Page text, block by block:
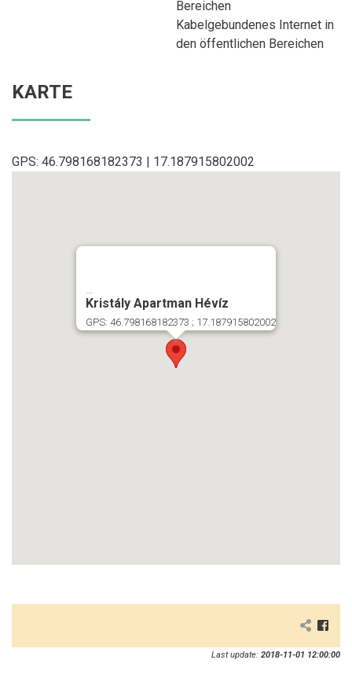
Bereichen
Kabelgebundenes Internet in
den öffentlichen Bereichen
KARTE
GPS: 46.798168182373 | 17.187915802002
...
Kristály Apartman Hévíz
GPS: 46.798168182373 ; 17.187915802002
Last update: 2018-11-01 12:00:00